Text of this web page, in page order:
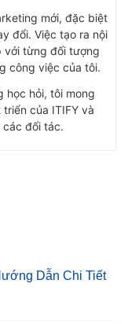
mới, đặc biệt
đổi. Việc tạo ra nội
với từng đối tượng
công việc của tôi.
học hỏi, tôi mong
của ITIFY và
các đối tác.
Dẫn Chi Tiết